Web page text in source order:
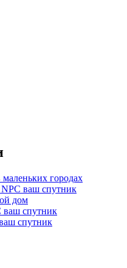
городах
ваш спутник
дом
спутник
спутник